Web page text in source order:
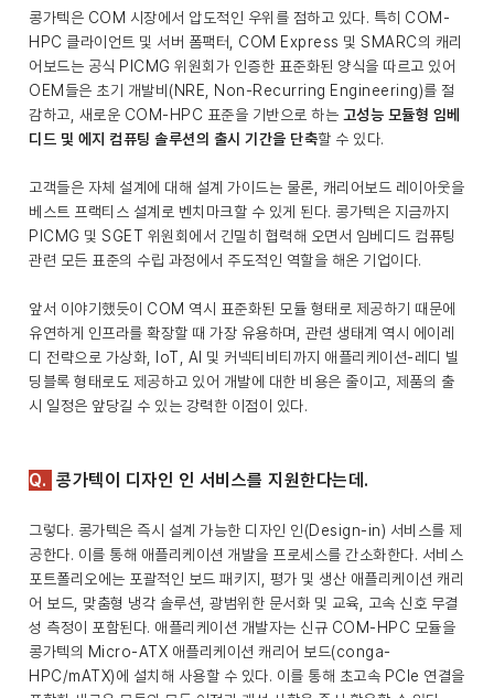
콩가텍은 COM 시장에서 압도적인 우위를 점하고 있다. 특히 COM-
HPC 클라이언트 및 서버 폼팩터, COM Express 및 SMARC의 캐리
어보드는 공식 PICMG 위원회가 인증한 표준화된 양식을 따르고 있어
OEM들은 초기 개발비(NRE, Non-Recurring Engineering)를 절
감하고, 새로운 COM-HPC 표준을 기반으로 하는 고성능 모듈형 임베
디드 및 에지 컴퓨팅 솔루션의 출시 기간을 단축할 수 있다.
고객들은 자체 설계에 대해 설계 가이드는 물론, 캐리어보드 레이아웃을
베스트 프랙티스 설계로 벤치마크할 수 있게 된다. 콩가텍은 지금까지
PICMG 및 SGET 위원회에서 긴밀히 협력해 오면서 임베디드 컴퓨팅
관련 모든 표준의 수립 과정에서 주도적인 역할을 해온 기업이다.
앞서 이야기했듯이 COM 역시 표준화된 모듈 형태로 제공하기 때문에
유연하게 인프라를 확장할 때 가장 유용하며, 관련 생태계 역시 에이레
디 전략으로 가상화, IoT, AI 및 커넥티비티까지 애플리케이션-레디 빌
딩블록 형태로도 제공하고 있어 개발에 대한 비용은 줄이고, 제품의 출
시 일정은 앞당길 수 있는 강력한 이점이 있다.
Q. 콩가텍이 디자인 인 서비스를 지원한다는데.
그렇다. 콩가텍은 즉시 설계 가능한 디자인 인(Design-in) 서비스를 제
공한다. 이를 통해 애플리케이션 개발을 프로세스를 간소화한다. 서비스
포트폴리오에는 포괄적인 보드 패키지, 평가 및 생산 애플리케이션 캐리
어 보드, 맞춤형 냉각 솔루션, 광범위한 문서화 및 교육, 고속 신호 무결
성 측정이 포함된다. 애플리케이션 개발자는 신규 COM-HPC 모듈을
콩가텍의 Micro-ATX 애플리케이션 캐리어 보드(conga-
HPC/mATX)에 설치해 사용할 수 있다. 이를 통해 초고속 PCIe 연결을